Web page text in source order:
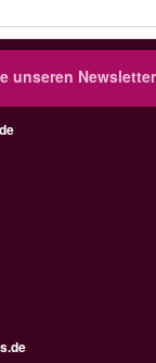
unseren Newsletter